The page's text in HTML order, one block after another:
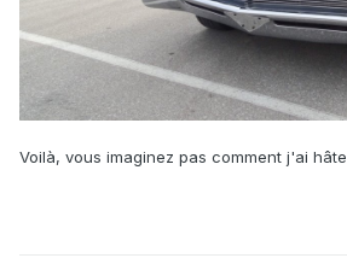
Voilà, vous imaginez pas comment j'ai hâte